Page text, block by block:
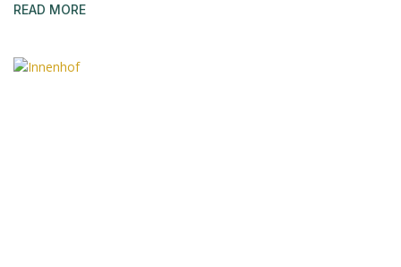
READ MORE